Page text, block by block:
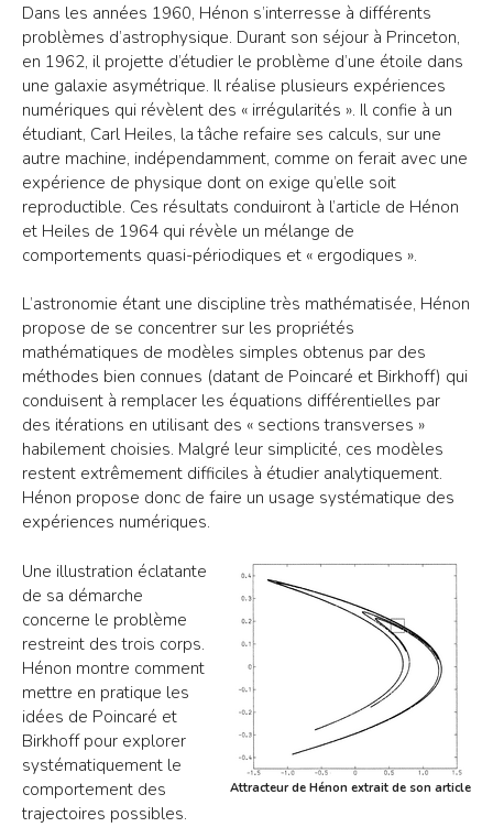
Dans les années 1960, Hénon s’interresse à différents
problèmes d’astrophysique. Durant son séjour à Princeton,
en 1962, il projette d’étudier le problème d’une étoile dans
une galaxie asymétrique. Il réalise plusieurs expériences
numériques qui révèlent des « irrégularités ». Il confie à un
étudiant, Carl Heiles, la tâche refaire ses calculs, sur une
autre machine, indépendamment, comme on ferait avec une
expérience de physique dont on exige qu’elle soit
reproductible. Ces résultats conduiront à l’article de Hénon
et Heiles de 1964 qui révèle un mélange de
comportements quasi-périodiques et « ergodiques ».
L’astronomie étant une discipline très mathématisée, Hénon
propose de se concentrer sur les propriétés
mathématiques de modèles simples obtenus par des
méthodes bien connues (datant de Poincaré et Birkhoff) qui
conduisent à remplacer les équations différentielles par
des itérations en utilisant des « sections transverses »
habilement choisies. Malgré leur simplicité, ces modèles
restent extrêmement difficiles à étudier analytiquement.
Hénon propose donc de faire un usage systématique des
expériences numériques.
Attracteur de Hénon extrait de son article
Une illustration éclatante
de sa démarche
concerne le problème
restreint des trois corps.
Hénon montre comment
mettre en pratique les
idées de Poincaré et
Birkhoff pour explorer
systématiquement le
comportement des
trajectoires possibles.